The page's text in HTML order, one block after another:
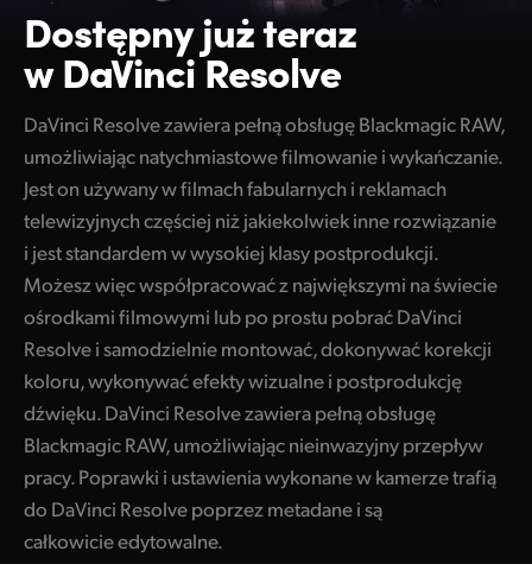
Dostępny jużteraz
w DaVinci Resolve
DaVinci Resolve zawiera pełną obsługę Blackmagic RAW,
umożliwiając natychmiastowe filmowanie i wykańczanie.
Jest on używany w filmach fabularnych i reklamach
telewizyjnych częściej niż jakiekolwiek inne rozwiązanie
i jest standardem w wysokiej klasy postprodukcji.
Możesz więc współpracować z największymi na świecie
ośrodkami filmowymi lub po prostu pobrać DaVinci
Resolve i samodzielnie montować, dokonywać korekcji
koloru, wykonywać efekty wizualne i postprodukcję
dźwięku. DaVinci Resolve zawiera pełną obsługę
Blackmagic RAW, umożliwiając nieinwazyjny przepływ
pracy. Poprawki i ustawienia wykonane w kamerze trafią
do DaVinci Resolve poprzez metadane i są
całkowicie edytowalne.